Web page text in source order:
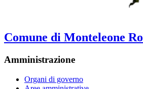
Comune di Monteleone
Amministrazione
Organi di governo